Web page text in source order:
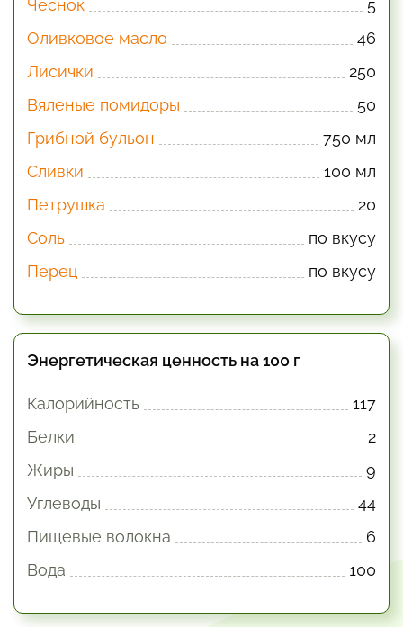
Чеснок
5
Оливковое масло
46
Лисички
250
Вяленые помидоры
50
Грибной бульон
750 мл
Сливки
100 мл
Петрушка
20
Соль
по вкусу
Перец
по вкусу
Энергетическая ценность на 100 г
Калорийность
117
Белки
2
Жиры
9
Углеводы
44
Пищевые волокна
6
Вода
100